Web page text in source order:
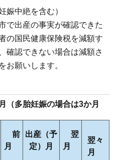
娠中絶を含む）
で出産の事実が確認できた
の国民健康保険税を減額す
確認できない場合は減額さ
お願いします。
（多胎妊娠の場合は3か月
前
月
出産（予
定）月
翌
月
翌々
月